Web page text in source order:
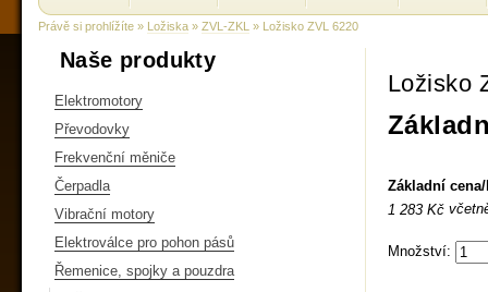
Právě si prohlížíte » Ložiska » ZVL-ZKL » Ložisko ZVL 6220
Naše produkty
Elektromotory
Převodovky
Frekvenční měniče
Čerpadla
Vibrační motory
Elektroválce pro pohon pásů
Řemenice, spojky a pouzdra
Ložisko
Základní
1 283 Kč
Množství: